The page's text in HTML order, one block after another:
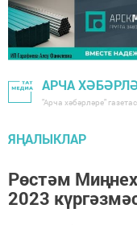
АРЧА
"Арча хәбәрләре"
ЯҢАЛЫКЛАР
Рөстәм
2023